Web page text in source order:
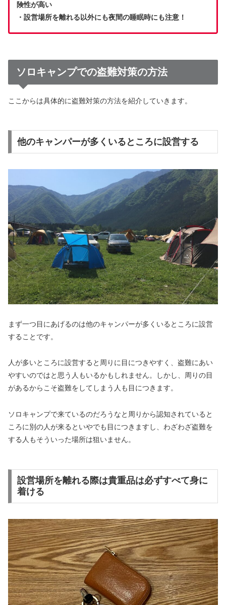
険性が高い
・設営場所を離れる以外にも夜間の睡眠時にも注意！
ソロキャンプでの盗難対策の方法
ここからは具体的に盗難対策の方法を紹介していきます。
他のキャンパーが多くいるところに設営する
まず一つ目にあげるのは他のキャンパーが多くいるところに設営
することです。
人が多いところに設営すると周りに目につきやすく、盗難にあい
やすいのではと思う人もいるかもしれません。しかし、周りの目
があるからこそ盗難をしてしまう人も目につきます。
ソロキャンプで来ているのだろうなと周りから認知されていると
ころに別の人が来るといやでも目につきますし、わざわざ盗難を
する人もそういった場所は狙いません。
設営場所を離れる際は貴重品は必ずすべて身に
着ける